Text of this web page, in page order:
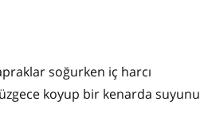
soğurken iç harcı
koyup bir kenarda suyunu